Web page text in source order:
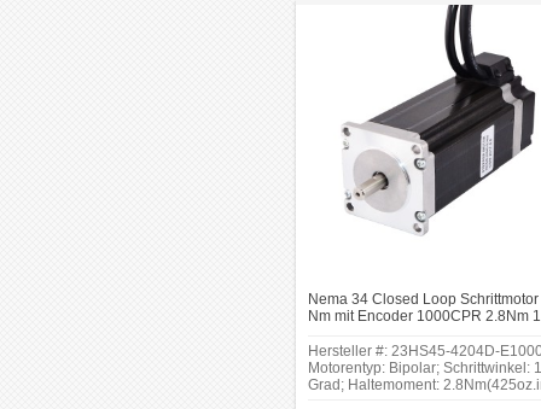
Nema 34 Closed Loop
Nm mit Encoder 1000CPR 2.8Nm
Hersteller #: 23HS45-4204D-
Motorentyp: Bipolar; Schrittwinkel:
Grad; Haltemoment: